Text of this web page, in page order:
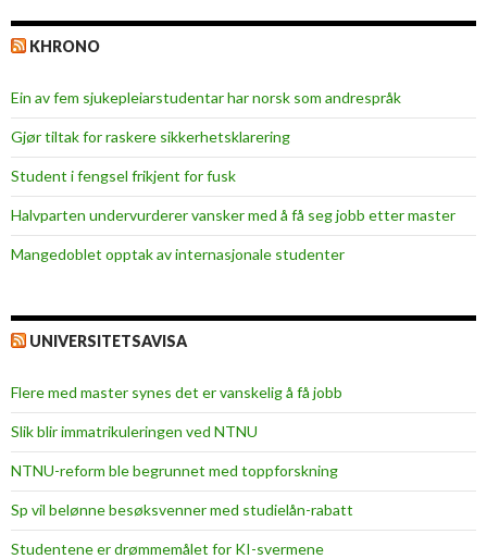
KHRONO
Ein av fem sjukepleiar­studentar har norsk som andrespråk
Gjør tiltak for raskere sikkerhets­klarering
Student i fengsel frikjent for fusk
Halvparten undervurderer vansker med å få seg jobb etter master
Mangedoblet opptak av internasjonale studenter
UNIVERSITETSAVISA
Flere med master synes det er vanskelig å få jobb
Slik blir immatrikuleringen ved NTNU
NTNU-reform ble begrunnet med toppforskning
Sp vil belønne besøksvenner med studielån-rabatt
Studentene er drømmemålet for KI-svermene